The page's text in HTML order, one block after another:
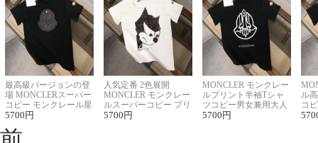
最高級バージョンの登
場 MONCLERスーパー
コピー モンクレール星
座半袖Tシャツ
5700 円
人気定番 2色展開
MONCLER モンクレー
ルスーパーコピー プリ
ント半袖Tシャツ
5700 円
MONCLER モンクレー
ルプリント半袖Tシャ
ツコピー男女兼用大人
可愛い春夏コーデ
5700 円
ル
コ
ィ